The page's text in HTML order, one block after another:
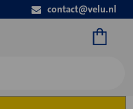
contact@velu.nl